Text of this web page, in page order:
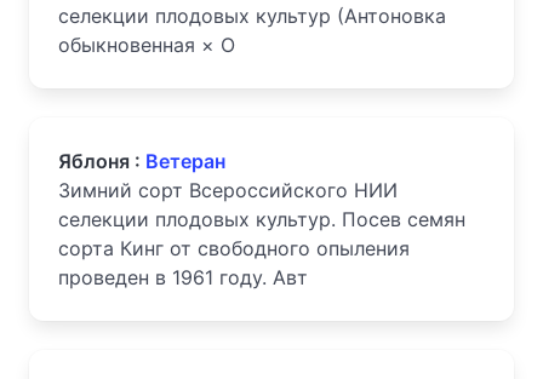
селекции плодовых культур (Антоновка
обыкновенная × O
Яблоня : Ветеран
Зимний сорт Всероссийского НИИ
селекции плодовых культур. Посев семян
сорта Кинг от свободного опыления
проведен в 1961 году. Авт